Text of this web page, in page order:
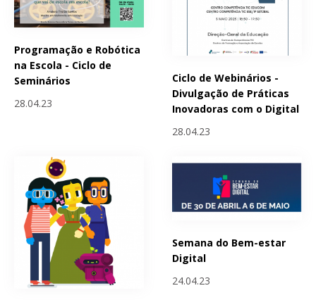
Programação e Robótica
na Escola - Ciclo de
Seminários
28.04.23
Ciclo de Webinários -
Divulgação de Práticas
Inovadoras com o Digital
28.04.23
Semana do Bem-estar
Digital
24.04.23